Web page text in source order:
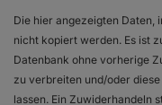
Die hier angezeigten Daten,
nicht kopiert werden. Es ist
Datenbank ohne vorherige
zu verbreiten und/oder
lassen. Ein Zuwiderhandeln